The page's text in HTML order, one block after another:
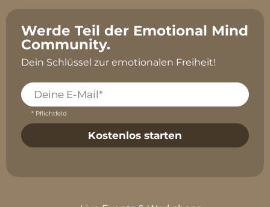
Werde Teil der Emotional Mind
Community.
Dein Schlüssel zur emotionalen Freiheit!
* Pflichtfeld